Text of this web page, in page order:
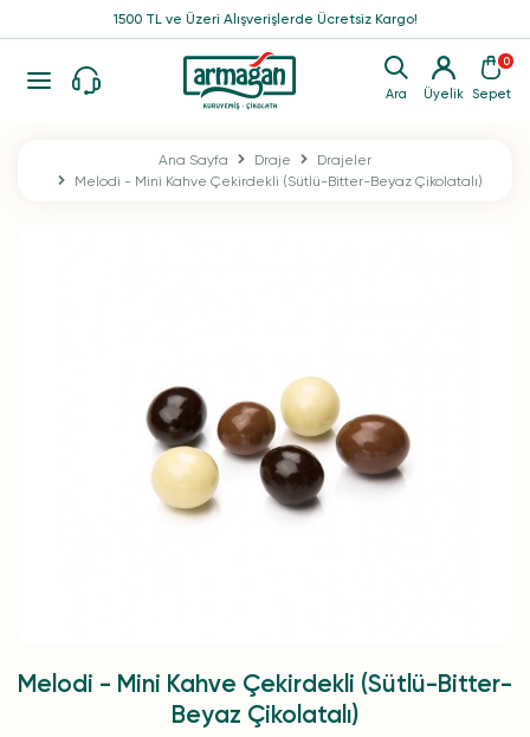
Ara Üyelik
0
Sepet
1500 TL ve Üzeri Alışverişlerde Ücretsiz Kargo!
Ana Sayfa Draje
Drajeler
Melodi - Mini Kahve Çekirdekli (Sütlü-Bitter-Beyaz Çikolatalı)
Melodi - Mini Kahve Çekirdekli (Sütlü-Bitter-
Beyaz Çikolatalı)